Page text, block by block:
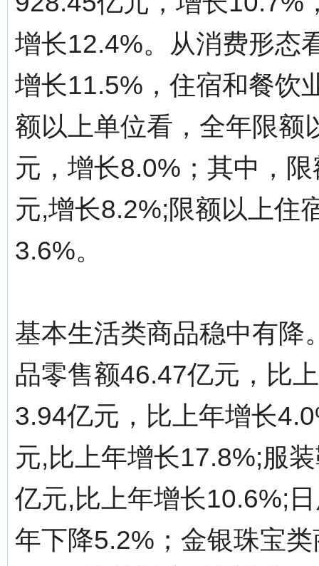
增长12.4%。从消费形态
增长11.5%，住宿和餐饮
额以上单位看，全年限额
元，增长8.0%；其中，
元,增长8.2%;限额以上住
3.6%。
基本生活类商品稳中有降
品零售额46.47亿元，比
3.94亿元，比上年增长
元,比上年增长17.8%;服
亿元,比上年增长10.6%;
年下降5.2%；金银珠宝